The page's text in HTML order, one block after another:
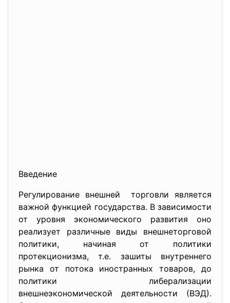
Введение
Регулирование внешней торговли является
важной функцией государства. В зависимости
от уровня экономического развития оно
реализует различные виды внешнеторговой
политики, начиная от политики
протекционизма, т.е. зашиты внутреннего
рынка от потока иностранных товаров, до
политики либерализации
внешнеэкономической деятельности (ВЭД).